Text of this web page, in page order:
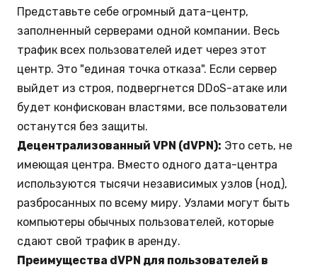
Представьте себе огромный дата-центр,
заполненный серверами одной компании. Весь
трафик всех пользователей идет через этот
центр. Это "единая точка отказа". Если сервер
выйдет из строя, подвергнется DDoS-атаке или
будет конфискован властями, все пользователи
останутся без защиты.
Децентрализованный VPN (dVPN): Это сеть, не
имеющая центра. Вместо одного дата-центра
используются тысячи независимых узлов (нод),
разбросанных по всему миру. Узлами могут быть
компьютеры обычных пользователей, которые
сдают свой трафик в аренду.
Преимущества dVPN для пользователей в